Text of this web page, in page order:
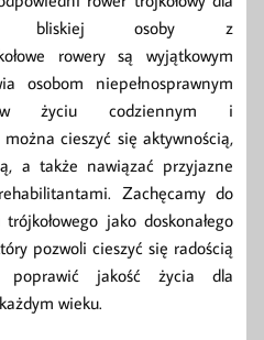
osoby z
rowery są wyjątkowym
osobom niepełnosprawnym
w życiu codziennym i
cieszyć się aktywnością,
a także nawiązać przyjazne
Zachęcamy do
jako doskonałego
pozwoli cieszyć się radością
jakość życia dla
wieku.